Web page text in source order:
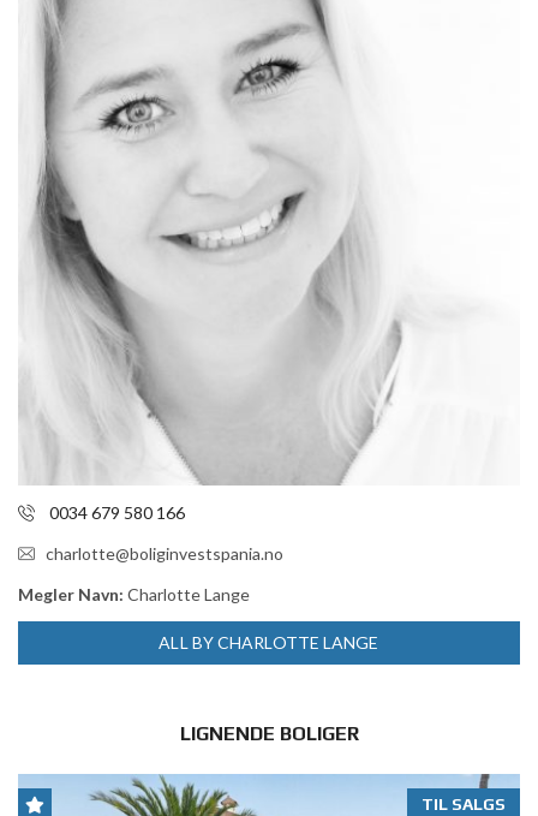
0034 679 580 166
charlotte@boliginvestspania.no
Megler Navn: Charlotte Lange
ALL BY CHARLOTTE LANGE
LIGNENDE BOLIGER
TIL SALGS